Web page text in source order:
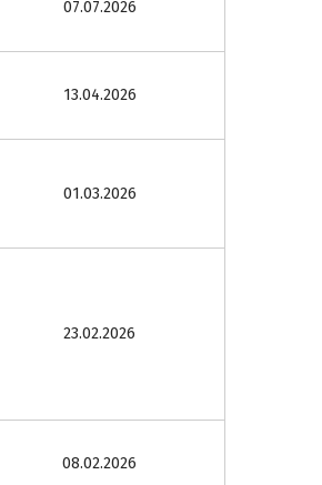
07.07.2026
13.04.2026
01.03.2026
23.02.2026
08.02.2026